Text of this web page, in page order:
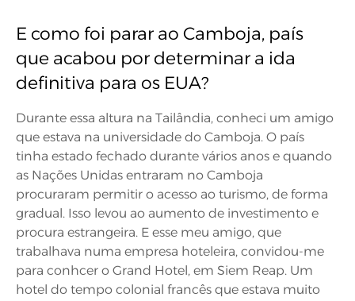
E como foi parar ao Camboja, país
que acabou por determinar a ida
definitiva para os EUA?
Durante essa altura na Tailândia, conheci um amigo
que estava na universidade do Camboja. O país
tinha estado fechado durante vários anos e quando
as Nações Unidas entraram no Camboja
procuraram permitir o acesso ao turismo, de forma
gradual. Isso levou ao aumento de investimento e
procura estrangeira. E esse meu amigo, que
trabalhava numa empresa hoteleira, convidou-me
para conhcer o Grand Hotel, em Siem Reap. Um
hotel do tempo colonial francês que estava muito